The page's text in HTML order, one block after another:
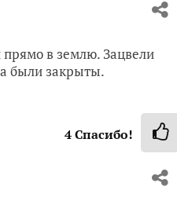
прямо в землю. Зацвели
были закрыты.
4Спасибо!